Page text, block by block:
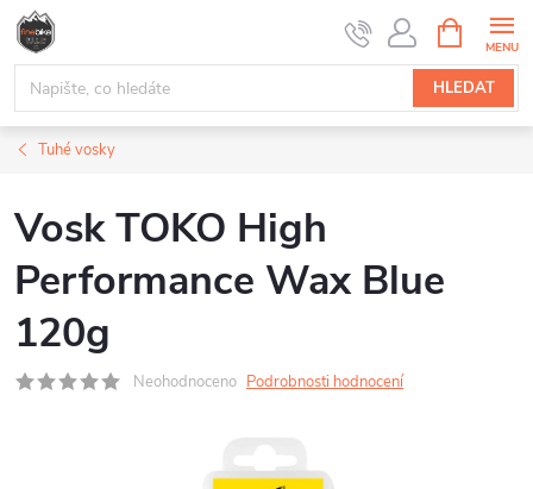
Přejít
obsah
HLEDAT
NÁKUPNÍ
KOŠÍK
Tuhé vosky
Vosk TOKO High
Performance Wax Blue
120g
Neohodnoceno Podrobnosti hodnocení